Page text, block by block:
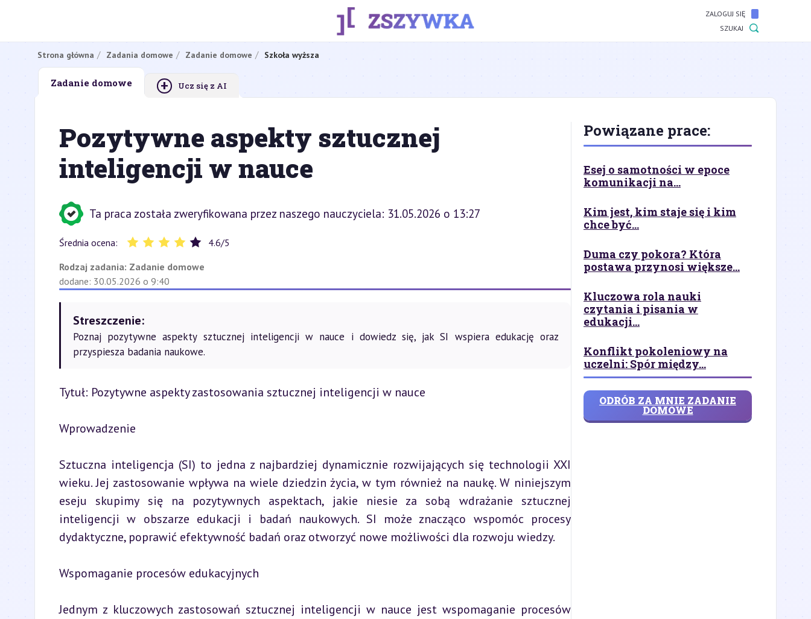
ZALOGUJ SIĘ
SZUKAJ
Strona główna Zadania domowe Zadanie domowe Szkoła wyższa
Zadanie domowe + Ucz się z AI
Pozytywne aspekty sztucznej
inteligencji w nauce
Ta praca została zweryfikowana przez naszego nauczyciela: 31.05.2026 o 13:27
Średnia ocena: 4.6/5
Rodzaj zadania: Zadanie domowe
dodane: 30.05.2026 o 9:40
Streszczenie:
Poznaj pozytywne aspekty sztucznej inteligencji w nauce i dowiedz się, jak SI wspiera edukację oraz
przyspiesza badania naukowe.
Tytuł: Pozytywne aspekty zastosowania sztucznej inteligencji w nauce
Wprowadzenie
Sztuczna inteligencja (SI) to jedna z najbardziej dynamicznie rozwijających się technologii XXI
wieku. Jej zastosowanie wpływa na wiele dziedzin życia, w tym również na naukę. W niniejszym
eseju skupimy się na pozytywnych aspektach, jakie niesie za sobą wdrażanie sztucznej
inteligencji w obszarze edukacji i badań naukowych. SI może znacząco wspomóc procesy
dydaktyczne, poprawić efektywność badań oraz otworzyć nowe możliwości dla rozwoju wiedzy.
Wspomaganie procesów edukacyjnych
Jednym z kluczowych zastosowań sztucznej inteligencji w nauce jest wspomaganie procesów
Powiązane prace:
Esej o samotności w epoce
komunikacji na...
Kim jest, kim staje się i kim
chce być...
Duma czy pokora? Która
postawa przynosi większe...
Kluczowa rola nauki
czytania i pisania w
edukacji...
Konflikt pokoleniowy na
uczelni: Spór między...
ODRÓB ZA MNIE ZADANIE
DOMOWE